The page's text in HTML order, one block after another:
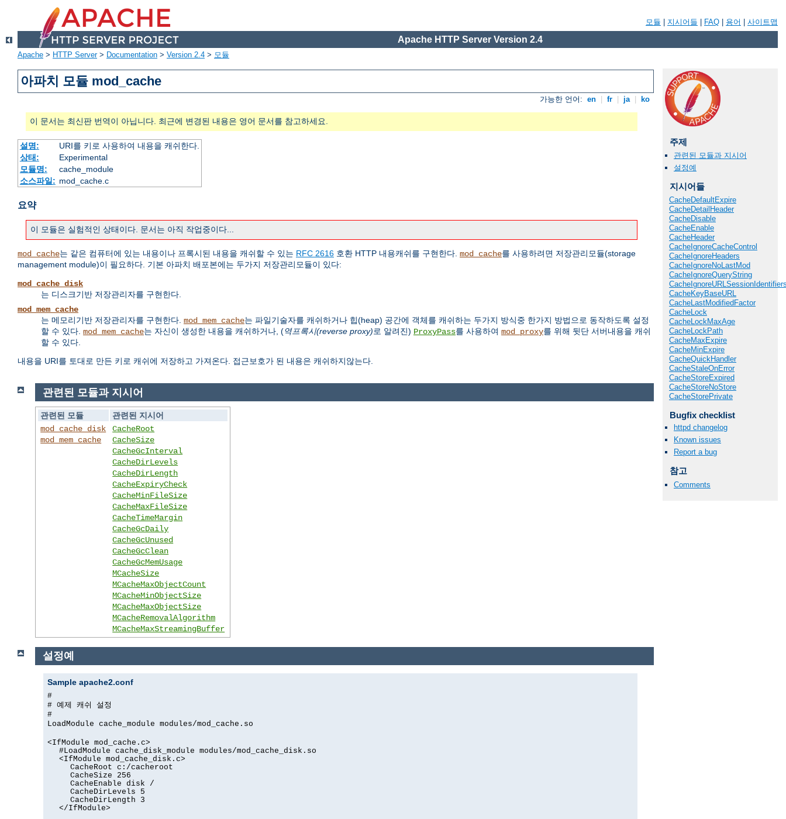
모듈 지시어들 FAQ 용어 사이트맵
Apache HTTP Server Version 2.4
Apache > HTTP Server> Documentation > Version 2.4 > 모듈
아파치 모듈 mod_cache
가능한 언어: en fr ja ko
이 문서는 최신판 번역이 아닙니다. 최근에 변경된 내용은 영어 문서를 참고하세요.
설명:
URI를 키로 사용하여 내용을 캐쉬한다.
상태:
Experimental
모듈명:
cache_module
소스파일: mod_cache.c
요약
이 모듈은 실험적인 상태이다. 문서는 아직 작업중이다...
mod_cache는 같은 컴퓨터에 있는 내용이나 프록시된 내용을 캐쉬할 수 있는 RFC 2616 호환 HTTP 내용캐쉬를 구현한다. mod_cache를 사용하려면 저장관리모듈(storage
management module)이 필요하다. 기본 아파치 배포본에는 두가지 저장관리모듈이 있다:
mod_cache_disk
는 디스크기반 저장관리자를 구현한다.
mod_mem_cache
는 메모리기반 저장관리자를 구현한다. mod_mem_cache는 파일기술자를 캐쉬하거나 힙(heap) 공간에 객체를 캐쉬하는 두가지 방식중 한가지 방법으로 동작하도록 설정
할 수 있다. mod_mem_cache는 자신이 생성한 내용을 캐쉬하거나, (역프록시(reverse proxy)로 알려진) ProxyPass를 사용하여 mod_proxy를 위해 뒷단 서버내용을 캐쉬
할 수 있다.
내용을 URI를 토대로 만든 키로 캐쉬에 저장하고 가져온다. 접근보호가 된 내용은 캐쉬하지않는다.
주제
관련된 모듈과 지시어
설정예
지시어들
CacheDefaultExpire
CacheDetailHeader
CacheDisable
CacheEnable
CacheHeader
CacheIgnoreCacheControl
CacheIgnoreHeaders
CacheIgnoreNoLastMod
CacheIgnoreQueryString
CacheKeyBaseURL
CacheLastModifiedFactor
CacheLock
CacheLockMaxAge
CacheLockPath
CacheMaxExpire
CacheMinExpire
CacheQuickHandler
CacheStaleOnError
CacheStoreExpired
CacheStoreNoStore
CacheStorePrivate
Bugfix checklist
httpd changelog
Known issues
Report a bug
참고
Comments
관련된 모듈과 지시어
관련된 모듈
관련된 지시어
mod_cache_disk
mod_mem_cache
CacheRoot
CacheSize
CacheGcInterval
CacheDirLevels
CacheDirLength
CacheExpiryCheck
CacheMinFileSize
CacheMaxFileSize
CacheTimeMargin
CacheGcDaily
CacheGcUnused
CacheGcClean
CacheGcMemUsage
MCacheSize
MCacheMaxObjectCount
MCacheMinObjectSize
MCacheMaxObjectSize
MCacheRemovalAlgorithm
MCacheMaxStreamingBuffer
설정예
Sample apache2.conf
#
# 예제 캐쉬 설정
#
LoadModule cache_module modules/mod_cache.so
<IfModule mod_cache.c>
#LoadModule cache_disk_module modules/mod_cache_disk.so
<IfModule mod_cache_disk.c>
CacheRoot c:/cacheroot
CacheSize 256
CacheEnable disk /
CacheDirLevels 5
CacheDirLength 3
</IfModule>